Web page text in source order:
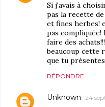
Si j'avais à
pas la recette
et fines herbes!
pas
faire des
beaucoup cette
que tu
RÉPONDRE
Unknown 24